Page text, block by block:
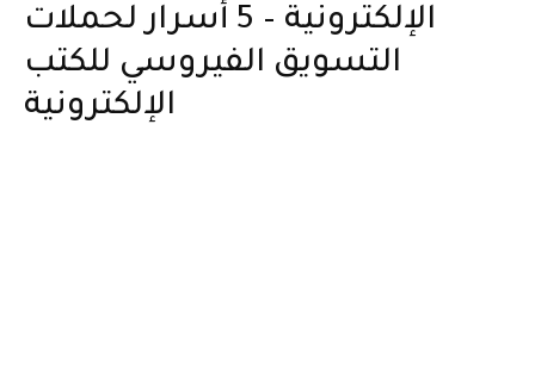
الإلكترونية – 5 أسرار لحملات
التسويق الفيروسي للكتب
الإلكترونية